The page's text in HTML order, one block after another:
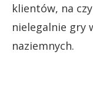
klientów, na
nielegalnie gry
naziemnych.